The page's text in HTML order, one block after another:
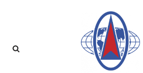
springen